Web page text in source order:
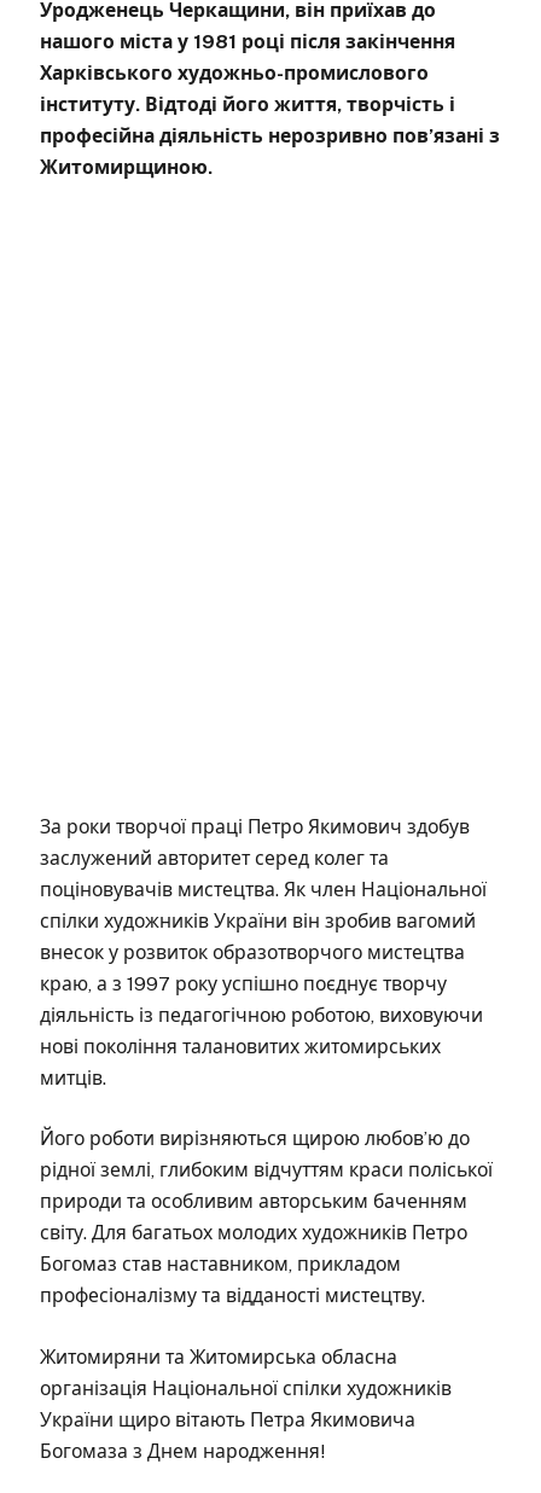
Уродженець Черкащини, він приїхав до
нашого міста у 1981 році після закінчення
Харківського художньо-промислового
інституту. Відтоді його життя, творчість і
професійна діяльність нерозривно пов’язані з
Житомирщиною.
За роки творчої праці Петро Якимович здобув
заслужений авторитет серед колег та
поціновувачів мистецтва. Як член Національної
спілки художників України він зробив вагомий
внесок у розвиток образотворчого мистецтва
краю, а з 1997 року успішно поєднує творчу
діяльність із педагогічною роботою, виховуючи
нові покоління талановитих житомирських
митців.
Його роботи вирізняються щирою любов’ю до
рідної землі, глибоким відчуттям краси поліської
природи та особливим авторським баченням
світу. Для багатьох молодих художників Петро
Богомаз став наставником, прикладом
професіоналізму та відданості мистецтву.
Житомиряни та Житомирська обласна
організація Національної спілки художників
України щиро вітають Петра Якимовича
Богомаза з Днем народження!